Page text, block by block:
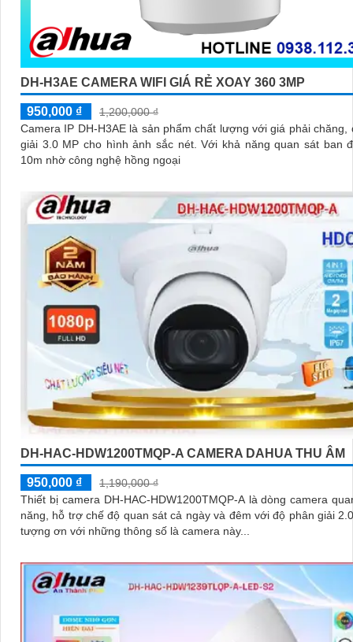
DH-H3AE CAMERA WIFI GIÁ RẺ XOAY 360 3MP
950,000 ₫
1,200,000 ₫
Camera IP DH-H3AE là sản phẩm chất lượng với giá phải chăng,
giải 3.0 MP cho hình ảnh sắc nét. Với khả năng quan sát ban
10m nhờ công nghệ hồng ngoại
DH-HAC-HDW1200TMQP-A CAMERA DAHUA THU ÂM
950,000 ₫
1,190,000 ₫
Thiết bị camera DH-HAC-HDW1200TMQP-A là dòng camera
năng, hỗ trợ chế độ quan sát cả ngày và đêm với độ phân giải 2.0
tượng ơn với những thông số là camera này...